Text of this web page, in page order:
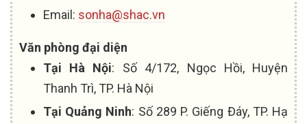
Email: sonha@shac.vn
Văn phòng đại diện
Tại Hà Nội: Số 4/172, Ngọc Hồi, Huyện
Thanh Trì, TP. Hà Nội
Tại Quảng Ninh: Số 289 P. Giếng Đáy, TP. Hạ